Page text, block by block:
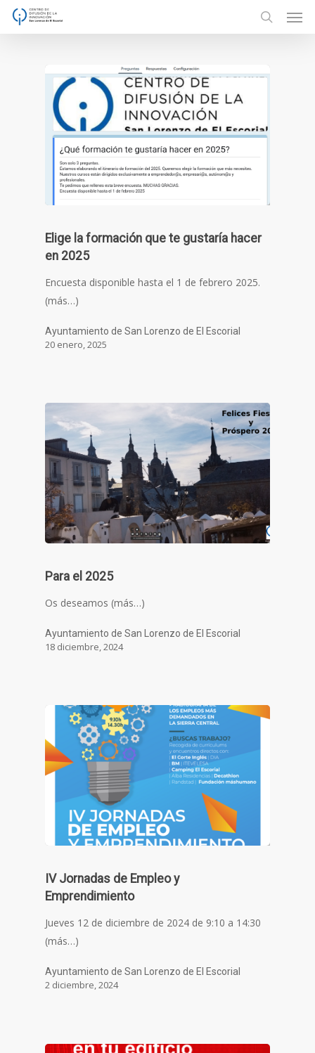
Skip
search
Elige la formación que te gustaría hacer
en 2025
Encuesta disponible hasta el 1 de febrero 2025.
(más…)
Ayuntamiento de San Lorenzo de El Escorial
20 enero, 2025
Para el 2025
Os deseamos (más…)
Ayuntamiento de San Lorenzo de El Escorial
18 diciembre, 2024
IV Jornadas de Empleo y
Emprendimiento
Jueves 12 de diciembre de 2024 de 9:10 a 14:30
(más…)
Ayuntamiento de San Lorenzo de El Escorial
2 diciembre, 2024